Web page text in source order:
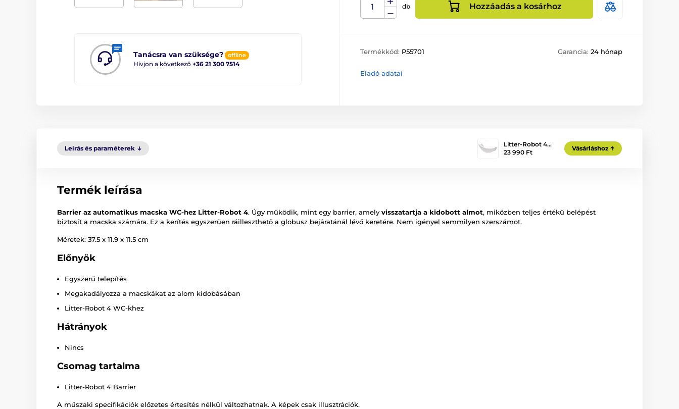
Tanácsra van szüksége? offline
Hívjon a következő +36 21 300 7514
db Hozzáadás a kosárhoz
Termékkód: P55701 Garancia: 24 hónap
Eladó adatai
Leírás és paraméterek
Litter-Robot 4…
23 990 Ft
Vásárláshoz
Termék leírása
Barrier az automatikus macska WC-hez Litter-Robot 4. Úgy működik, mint egy barrier, amely visszatartja a kidobott almot, miközben teljes értékű belépést
biztosít a macska számára. Ez a kerítés egyszerűen ráilleszthető a globusz bejáratánál lévő keretére. Nem igényel semmilyen szerszámot.
Méretek: 37.5 x 11.9 x 11.5 cm
Előnyök
Egyszerű telepítés
Megakadályozza a macskákat az alom kidobásában
Litter-Robot 4 WC-khez
Hátrányok
Nincs
Csomag tartalma
Litter-Robot 4 Barrier
A műszaki specifikációk előzetes értesítés nélkül változhatnak. A képek csak illusztrációk.